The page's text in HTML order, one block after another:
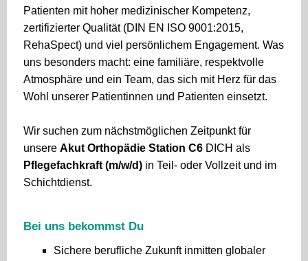
Patienten mit hoher medizinischer Kompetenz,
zertifizierter Qualität (DIN EN ISO 9001:2015,
RehaSpect) und viel persönlichem Engagement. Was
uns besonders macht: eine familiäre, respektvolle
Atmosphäre und ein Team, das sich mit Herz für das
Wohl unserer Patientinnen und Patienten einsetzt.
Wir suchen zum nächstmöglichen Zeitpunkt für
unsere Akut Orthopädie Station C6 DICH als
Pflegefachkraft (m/w/d) in Teil- oder Vollzeit und im
Schichtdienst.
Bei uns bekommst Du
Sichere berufliche Zukunft inmitten globaler